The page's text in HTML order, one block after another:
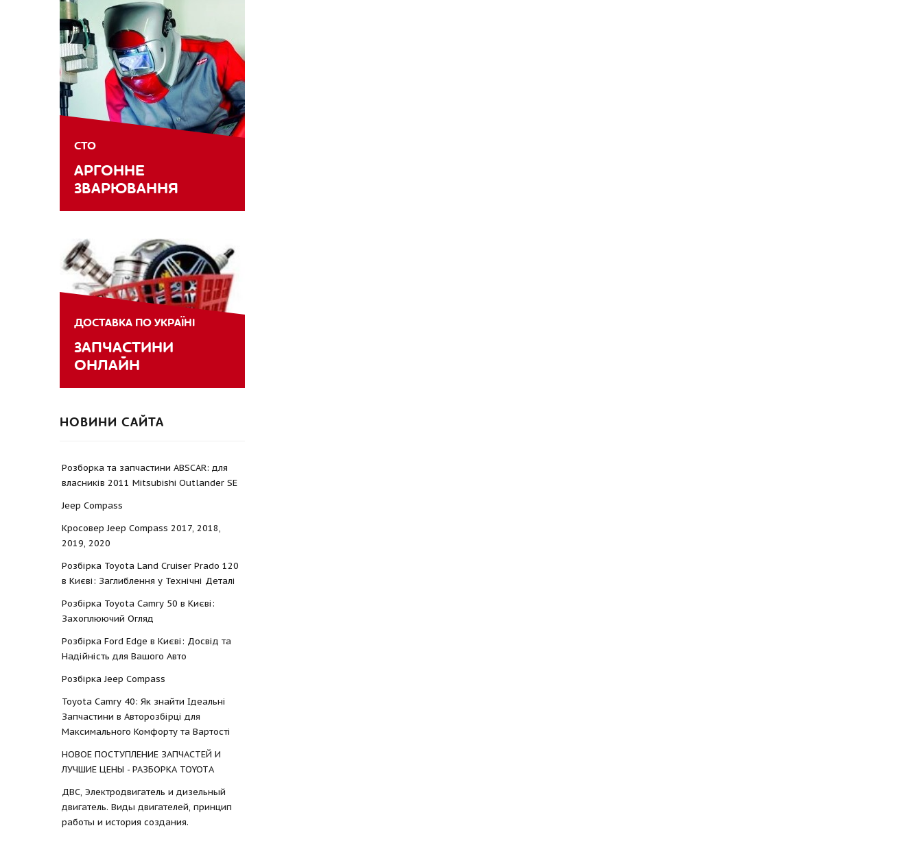
СТО
АРГОННЕ
ЗВАРЮВАННЯ
ДОСТАВКА ПО УКРАЇНІ
ЗАПЧАСТИНИ
ОНЛАЙН
НОВИНИ САЙТА
Розборка та запчастини ABSCAR: для
власників 2011 Mitsubishi Outlander SE
Jeep Compass
Кросовер Jeep Compass 2017, 2018,
2019, 2020
Розбірка Toyota Land Cruiser Prado 120
в Києві: Заглиблення у Технічні Деталі
Розбірка Toyota Camry 50 в Києві:
Захоплюючий Огляд
Розбірка Ford Edge в Києві: Досвід та
Надійність для Вашого Авто
Розбірка Jeep Compass
Toyota Camry 40: Як знайти Ідеальні
Запчастини в Авторозбірці для
Максимального Комфорту та Вартості
НОВОЕ ПОСТУПЛЕНИЕ ЗАПЧАСТЕЙ И
ЛУЧШИЕ ЦЕНЫ - РАЗБОРКА TOYOTА
ДВС, Электродвигатель и дизельный
двигатель. Виды двигателей, принцип
работы и история создания.